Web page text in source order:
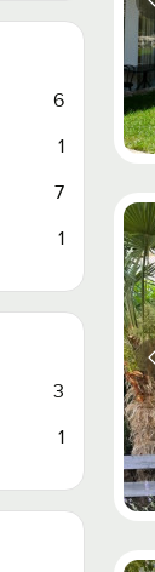
6
1
7
1
3
1